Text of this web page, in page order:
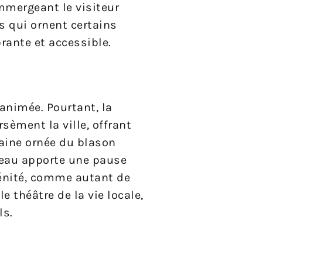
le visiteur
qui ornent certains
et accessible.
Pourtant, la
la ville, offrant
ornée du blason
apporte une pause
comme autant de
théâtre de la vie locale,